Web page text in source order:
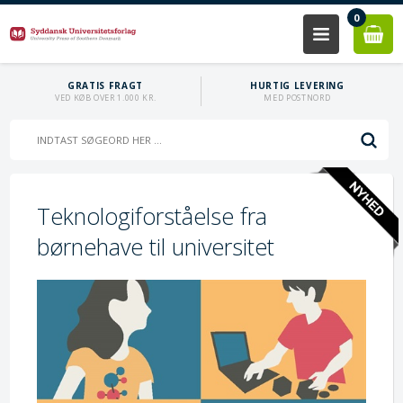
0
GRATIS FRAGT
VED KØB OVER 1.000 KR.
HURTIG LEVERING
MED POSTNORD
Teknologiforståelse fra
børnehave til universitet